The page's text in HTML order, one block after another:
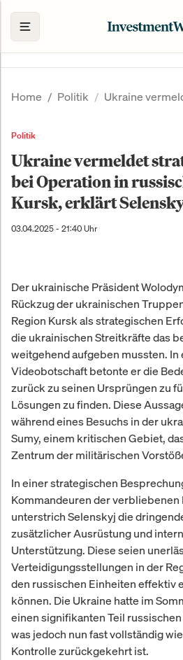
Home Politik Ukraine
Politik
Ukraine vermeldet
bei Operation in
Kursk, erklärt
03.04.2025 - 21:40 Uhr
Der ukrainische Präsident
Rückzug der ukrainischen
Region Kursk als strategischen
die ukrainischen Streitkräfte das
weitgehend aufgeben mussten.
Videobotschaft betonte er die
zurück zu seinen Ursprüngen zu
Lösungen zu finden. Diese
während eines Besuchs in der
Sumy, einem kritischen Gebiet,
Zentrum der militärischen
In einer strategischen
Kommandeuren der verbliebenen
unterstrich Selenskyj die
zusätzlicher Ausrüstung und
Unterstützung. Diese seien
Verteidigungsstellungen in der
den russischen Einheiten effektiv
können. Die Ukraine hatte im
einen signifikanten Teil
was jedoch nun fast vollständig
Kontrolle zurückgekehrt ist.